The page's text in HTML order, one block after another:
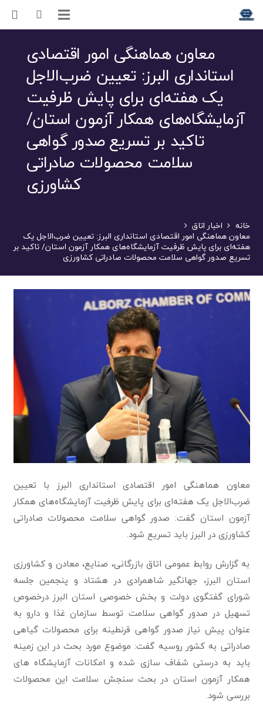
معاون هماهنگی امور اقتصادی
استانداری البرز: تعیین ضرب‌الاجل
یک هفته‌ای برای پایش ظرفیت
آزمایشگاه‌های همکار آزمون استان/
تاکید بر تسریع صدور گواهی
سلامت محصولات صادراتی
کشاورزی
خانه اخبار اتاق
معاون هماهنگی امور اقتصادی استانداری البرز: تعیین ضرب‌الاجل یک
هفته‌ای برای پایش ظرفیت آزمایشگاه‌های همکار آزمون استان/ تاکید بر
تسریع صدور گواهی سلامت محصولات صادراتی کشاورزی
معاون هماهنگی امور اقتصادی استانداری البرز با تعیین
ضرب‌الاجل یک هفته‌ای برای پایش ظرفیت آزمایشگاه‌های همکار
آزمون استان گفت: صدور گواهی سلامت محصولات صادراتی
کشاورزی در البرز باید تسریع شود.
به گزارش روابط عمومی اتاق بازرگانی، صنایع، معادن و کشاورزی
استان البرز، جهانگیر شاهمرادی در هشتاد و پنجمین جلسه
شورای گفتگوی دولت و بخش خصوصی استان البرز درخصوص
تسهیل در صدور گواهی سلامت توسط سازمان غذا و دارو به
عنوان پیش نیاز صدور گواهی قرنطینه برای محصولات گیاهی
صادراتی به کشور روسیه گفت: موضوع مورد بحث در این زمینه
باید به درستی شفاف سازی شده و امکانات آزمایشگاه های
همکار آزمون استان در بحث سنجش سلامت این محصولات
بررسی شود.